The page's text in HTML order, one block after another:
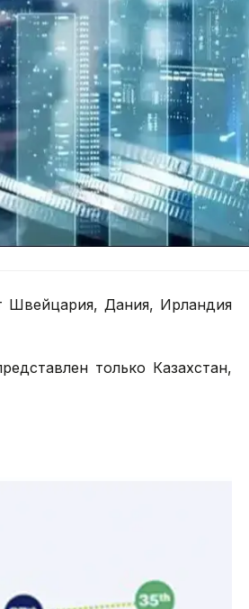
Швейцария, Дания, Ирландия
только Казахстан,